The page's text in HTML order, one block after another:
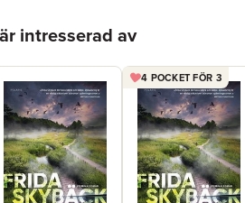
intresserad av
4 POCKET FÖR 3